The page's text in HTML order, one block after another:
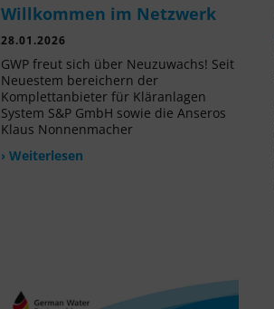
Willkommen im Netzwerk
28.01.2026
GWP freut sich über Neuzuwachs! Seit
Neuestem bereichern der
Komplettanbieter für Kläranlagen
System S&P GmbH sowie die Anseros
Klaus Nonnenmacher
› Weiterlesen